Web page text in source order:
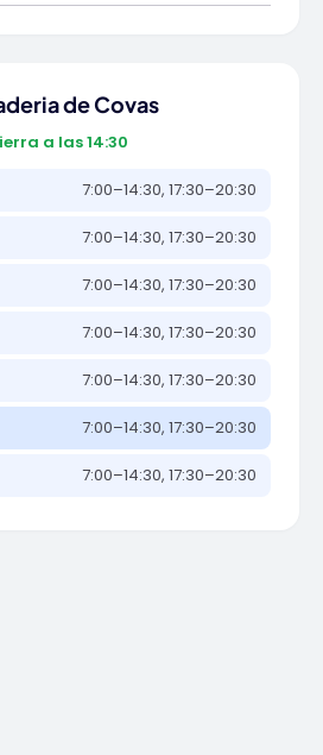
de Covas
a las 14:30
7:00–14:30, 17:30–20:30
7:00–14:30, 17:30–20:30
7:00–14:30, 17:30–20:30
7:00–14:30, 17:30–20:30
7:00–14:30, 17:30–20:30
7:00–14:30, 17:30–20:30
7:00–14:30, 17:30–20:30